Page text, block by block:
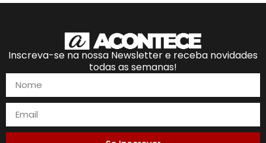
Inscreva-se na nossa Newsletter e receba novidades
todas as semanas!